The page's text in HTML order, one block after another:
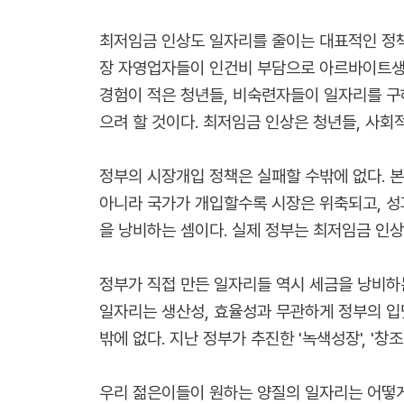
최저임금 인상도 일자리를 줄이는 대표적인
장 자영업자들이 인건비 부담으로 아르바이트
경험이 적은 청년들, 비숙련자들이 일자리를
으려 할 것이다. 최저임금 인상은 청년들, 사
정부의 시장개입 정책은 실패할 수밖에 없다.
아니라 국가가 개입할수록 시장은 위축되고,
을 낭비하는 셈이다. 실제 정부는 최저임금
정부가 직접 만든 일자리들 역시 세금을 낭비
일자리는 생산성, 효율성과 무관하게 정부의
밖에 없다. 지난 정부가 추진한 '녹색성장', '창
우리 젊은이들이 원하는 양질의 일자리는 어